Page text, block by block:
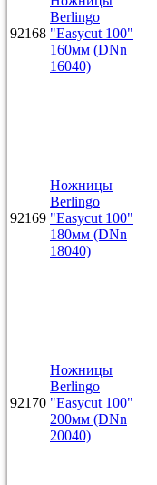
92168
Berlingo
"Easycut 100"
160мм (DNn
16040)
92169
Ножницы
Berlingo
"Easycut 100"
180мм (DNn
18040)
92170
Ножницы
Berlingo
"Easycut 100"
200мм (DNn
20040)